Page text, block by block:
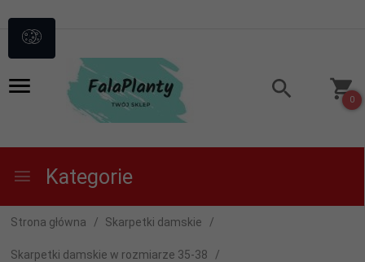
0
Kategorie
Strona główna Skarpetki damskie
Skarpetki damskie w rozmiarze 35-38